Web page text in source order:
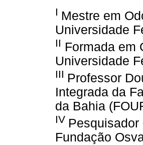
I Mestre em
Universidade
II Formada em
Universidade
III Professor
Integrada da
da Bahia
IV
Fundação